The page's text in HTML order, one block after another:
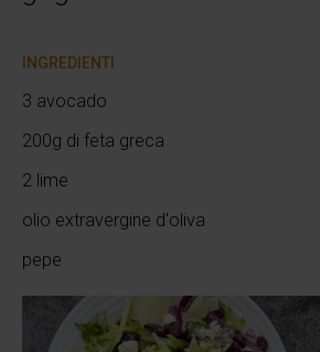
INGREDIENTI
3 avocado
200g di feta greca
2 lime
olio extravergine d'oliva
pepe